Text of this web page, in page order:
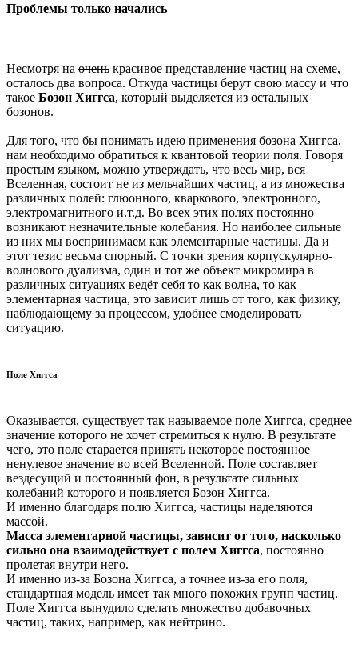
Проблемы только начались
Несмотря на очень красивое представление частиц на схеме,
осталось два вопроса. Откуда частицы берут свою массу и что
такое Бозон Хиггса, который выделяется из остальных
бозонов.
Для того, что бы понимать идею применения бозона Хиггса,
нам необходимо обратиться к квантовой теории поля. Говоря
простым языком, можно утверждать, что весь мир, вся
Вселенная, состоит не из мельчайших частиц, а из множества
различных полей: глюонного, кваркового, электронного,
электромагнитного и.т.д. Во всех этих полях постоянно
возникают незначительные колебания. Но наиболее сильные
из них мы воспринимаем как элементарные частицы. Да и
этот тезис весьма спорный. С точки зрения корпускулярно-
волнового дуализма, один и тот же объект микромира в
различных ситуациях ведёт себя то как волна, то как
элементарная частица, это зависит лишь от того, как физику,
наблюдающему за процессом, удобнее смоделировать
ситуацию.
Поле Хиггса
Оказывается, существует так называемое поле Хиггса, среднее
значение которого не хочет стремиться к нулю. В результате
чего, это поле старается принять некоторое постоянное
ненулевое значение во всей Вселенной. Поле составляет
вездесущий и постоянный фон, в результате сильных
колебаний которого и появляется Бозон Хиггса.
И именно благодаря полю Хиггса, частицы наделяются
массой.
Масса элементарной частицы, зависит от того, насколько
сильно она взаимодействует с полем Хиггса, постоянно
пролетая внутри него.
И именно из-за Бозона Хиггса, а точнее из-за его поля,
стандартная модель имеет так много похожих групп частиц.
Поле Хиггса вынудило сделать множество добавочных
частиц, таких, например, как нейтрино.